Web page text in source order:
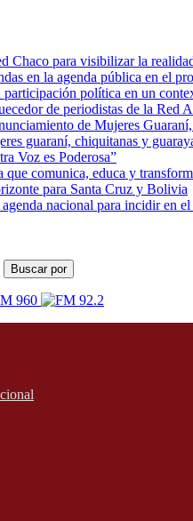
Chaco para visibilizar la
en la agenda pública en el
política en un
de periodistas de la Red
de Mujeres
guaraní, chiquitanas y
Voz es Poderosa”
comunica, educa y
para Santa Cruz y Bolivia
nacional para incidir en
Buscar por